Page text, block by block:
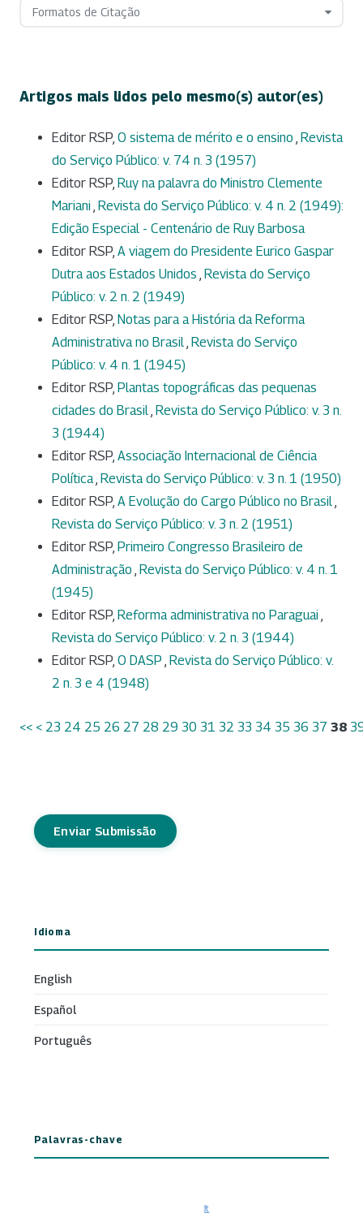
Formatos de Citação
Artigos mais lidos pelo mesmo(s) autor(es)
Editor RSP, O sistema de mérito e o ensino , Revista
do Serviço Público: v. 74 n. 3 (1957)
Editor RSP, Ruy na palavra do Ministro Clemente
Mariani, Revista do Serviço Público: v. 4 n. 2 (1949):
Edição Especial - Centenário de Ruy Barbosa
Editor RSP, A viagem do Presidente Eurico Gaspar
Dutra aos Estados Unidos , Revista do Serviço
Público: v. 2 n. 2 (1949)
Editor RSP, Notas para a História da Reforma
Administrativa no Brasil, Revista do Serviço
Público: v. 4 n. 1 (1945)
Editor RSP, Plantas topográficas das pequenas
cidades do Brasil, Revista do Serviço Público: v. 3 n.
3 (1944)
Editor RSP, Associação Internacional de Ciência
Política, Revista do Serviço Público: v. 3 n. 1 (1950)
Editor RSP, A Evolução do Cargo Público no Brasil,
Revista do Serviço Público: v. 3 n. 2 (1951)
Editor RSP, Primeiro Congresso Brasileiro de
Administração , Revista do Serviço Público: v. 4 n. 1
(1945)
Editor RSP, Reforma administrativa no Paraguai,
Revista do Serviço Público: v. 2 n. 3 (1944)
Editor RSP, O DASP , Revista do Serviço Público: v.
2 n. 3 e 4 (1948)
<< < 23 24 25 26 27 28 29 30 31 32 33 34 35 36 37 38
Enviar Submissão
Idioma
English
Español
Português
Palavras-chave